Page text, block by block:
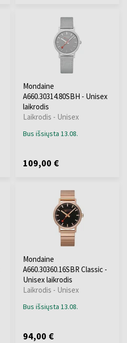
Mondaine
A660.30314.80SBH - Unisex
laikrodis
Laikrodis - Unisex
Bus išsiųsta 13.08.
109,00 €
Mondaine
A660.30360.16SBR Classic -
Unisex laikrodis
Laikrodis - Unisex
Bus išsiųsta 13.08.
94,00 €